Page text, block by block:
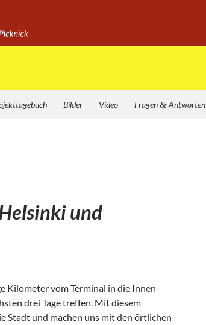
Bilder Video Fragen&Antworten
und
Kilo­me­ter vom Ter­mi­nal in die Innen­
drei Tage tref­fen. Mit die­sem
Stadt und machen uns mit den ört­li­chen